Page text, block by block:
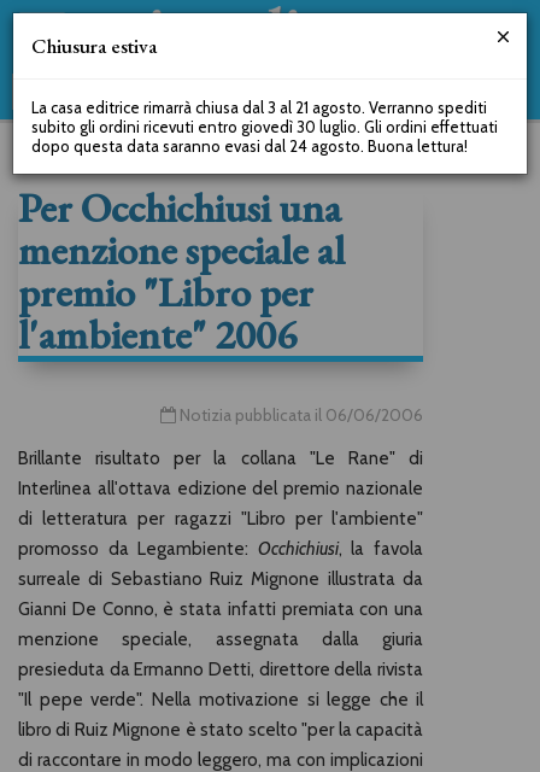
Per Occhichiusi una
menzione speciale al
premio "Libro per
l'ambiente" 2006
Notizia pubblicata il 06/06/2006
Brillante risultato per la collana "Le Rane" di
Interlinea all'ottava edizione del premio nazionale
di letteratura per ragazzi "Libro per l'ambiente"
promosso da Legambiente: Occhichiusi, la favola
surreale di Sebastiano Ruiz Mignone illustrata da
Gianni De Conno, è stata infatti premiata con una
menzione speciale, assegnata dalla giuria
presieduta da Ermanno Detti, direttore della rivista
"Il pepe verde". Nella motivazione si legge che il
libro di Ruiz Mignone è stato scelto "per la capacità
di raccontare in modo leggero, ma con implicazioni
Chiusura estiva
La casa editrice rimarrà chiusa dal 3 al 21 agosto. Verranno spediti
subito gli ordini ricevuti entro giovedì 30 luglio. Gli ordini effettuati
dopo questa data saranno evasi dal 24 agosto. Buona lettura!